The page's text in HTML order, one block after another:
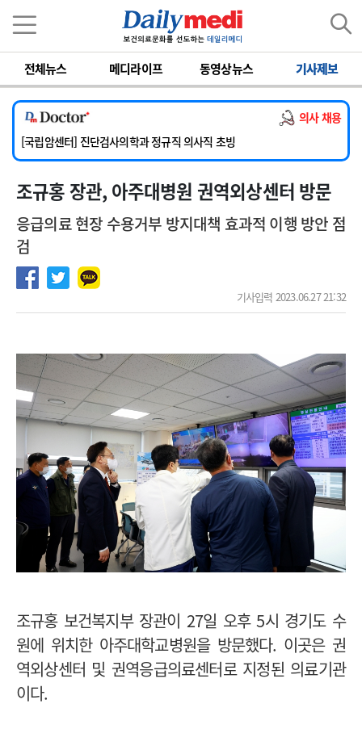
전체뉴스 메디라이프 동영상뉴스 기사제보
의사 채용
[서울아산병원] 2026년 하반기 인턴 모집
[명지병원] 하반기 전공의(인턴) 모집
[동국대학교 경주병원] 내과(소화기, 심장, 내분비), 소아청소년과, 외과, 심장혈관흉부외과, 이비인후과, 병리과 교원 초빙
[국립암센터] 진단검사의학과 정규직 의사직 초빙
[인제대학교해운대백병원] 치과 진료교수 모집 공고
[서울아산병원] 2026년 하반기 인턴 모집
조규홍 장관, 아주대병원 권역외상센터 방문
응급의료 현장 수용거부 방지대책 효과적 이행 방안 점
검
기사입력 2023.06.27 21:32
조규홍 보건복지부 장관이 27일 오후 5시 경기도 수
원에 위치한 아주대학교병원을 방문했다. 이곳은 권
역외상센터 및 권역응급의료센터로 지정된 의료기관
이다.